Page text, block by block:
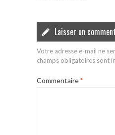
Laisser un
Votre adresse e-mail ne
champs obligatoires sont
Commentaire*